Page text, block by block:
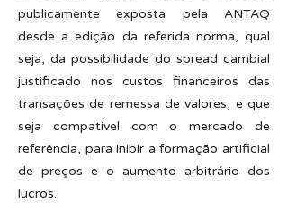
publicamente exposta pela ANTAQ
desde a edição da referida norma, qual
seja, da possibilidade do spread cambial
justificado nos custos financeiros das
transações de remessa de valores, e que
seja compatível com o mercado de
referência, para inibir a formação artificial
de preços e o aumento arbitrário dos
lucros.